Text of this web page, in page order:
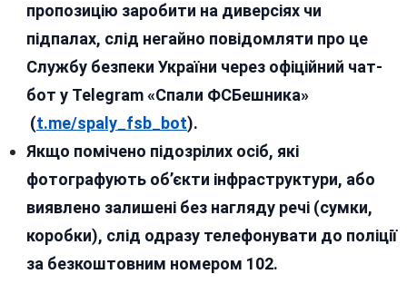
пропозицію заробити на диверсіях чи
підпалах, слід негайно повідомляти про це
Службу безпеки України через офіційний чат-
бот у Telegram «Спали ФСБешника»
(t.me/spaly_fsb_bot).
Якщо помічено підозрілих осіб, які
фотографують об’єкти інфраструктури, або
виявлено залишені без нагляду речі (сумки,
коробки), слід одразу телефонувати до поліції
за безкоштовним номером 102.